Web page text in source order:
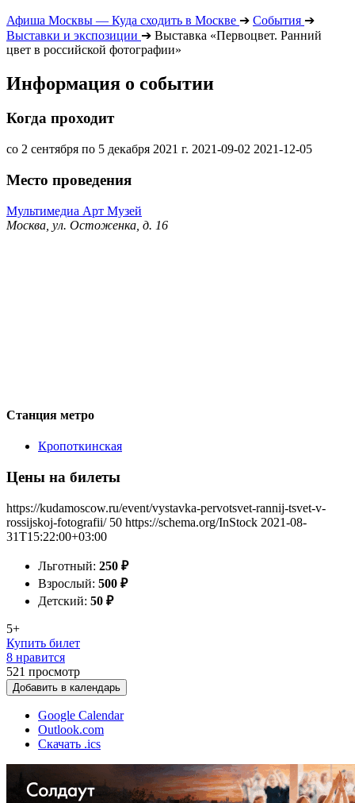
Афиша Москвы — Куда сходить в Москве ➔ События ➔
Выставки и экспозиции ➔ Выставка «Первоцвет. Ранний
цвет в российской фотографии»
Информация о событии
Когда проходит
со 2 сентября по 5 декабря 2021 г. 2021-09-02 2021-12-05
Место проведения
Мультимедиа Арт Музей
Москва, ул. Остоженка, д. 16
Станция метро
Кропоткинская
Цены на билеты
https://kudamoscow.ru/event/vystavka-pervotsvet-rannij-tsvet-v-
rossijskoj-fotografii/ 50 https://schema.org/InStock 2021-08-
31T15:22:00+03:00
Льготный: 250 ₽
Взрослый: 500 ₽
Детский: 50 ₽
5+
Купить билет
8 нравится
521 просмотр
Добавить в календарь
Google Calendar
Outlook.com
Скачать .ics